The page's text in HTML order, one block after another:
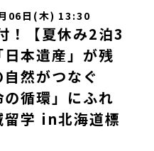
06日(木) 13:30
！【夏休み2泊3
本遺産」が残
然がつなぐ
の循環」にふれ
留学 in北海道標